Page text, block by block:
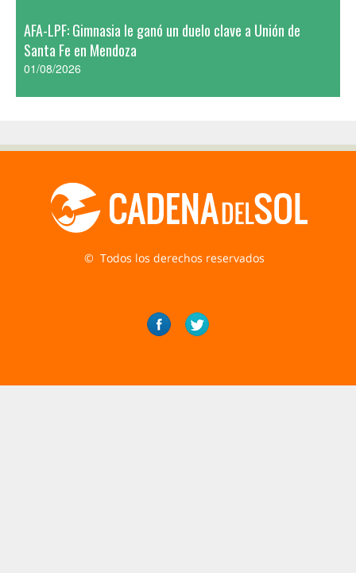
AFA-LPF: Gimnasia le ganó un duelo clave a Unión de
Santa Fe en Mendoza
01/08/2026